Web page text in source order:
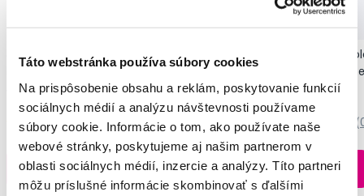
Táto webstránka používa súbory cookies
Na prispôsobenie obsahu a reklám, poskytovanie funkcií
sociálnych médií a analýzu návštevnosti používame
súbory cookie. Informácie o tom, ako používate naše
webové stránky, poskytujeme aj našim partnerom v
oblasti sociálnych médií, inzercie a analýzy. Títo partneri
môžu príslušné informácie skombinovať s ďalšími
SMILLE Sonic Brush - Prémiová sonická
kefka s kónickými vláknami SANGI, biela
149,99 €
5,0/5 (27x)
Do košíku
Na sklade > 5 ks
Pop Instant Teeth
pre okamžitý bieliaci
10,90 €
0,0
Do košíku